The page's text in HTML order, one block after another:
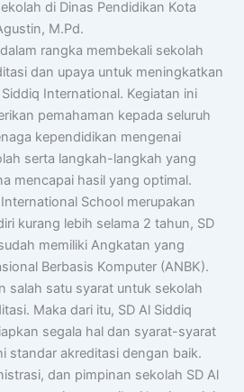
di Dinas Pendidikan Kota
M.Pd.
rangka membekali sekolah
dan upaya untuk meningkatkan
International. Kegiatan ini
pemahaman kepada seluruh
kependidikan mengenai
serta langkah-langkah yang
mencapai hasil yang optimal.
School merupakan
kurang lebih selama 2 tahun, SD
memiliki Angkatan yang
Berbasis Komputer (ANBK).
salah satu syarat untuk sekolah
Maka dari itu, SD Al Siddiq
segala hal dan syarat-syarat
standar akreditasi dengan baik.
dan pimpinan sekolah SD Al